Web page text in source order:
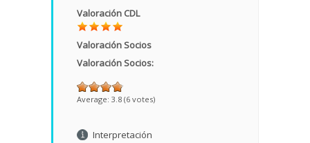
Valoración CDL
Valoración Socios
Valoración Socios:
Average: 3.8 (6 votes)
Interpretación